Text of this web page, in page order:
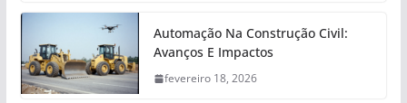
Automação Na Construção Civil:
Avanços E Impactos
fevereiro 18, 2026